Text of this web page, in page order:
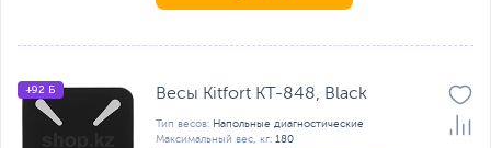
+92 Б Весы Kitfort KT-848, Black
Тип весов: Напольные диагностические
Максимальный вес, кг: 180